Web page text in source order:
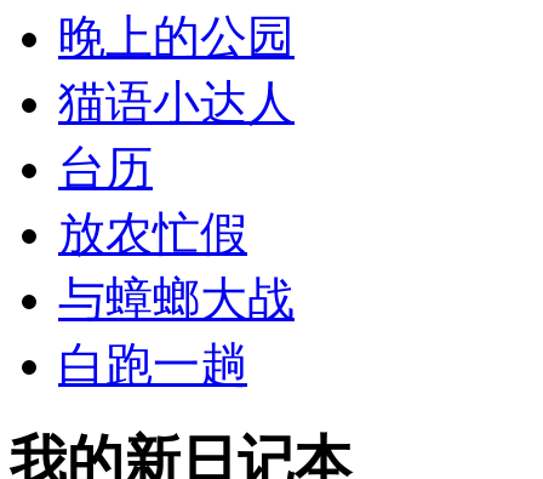
晚上的公园
猫语小达人
台历
放农忙假
与蟑螂大战
白跑一趟
我的新日记本